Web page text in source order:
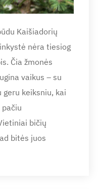
Kaišiadorių
nėra tiesiog
Čia žmonės
vaikus – su
keiksniu, kai
bičių
bitės juos